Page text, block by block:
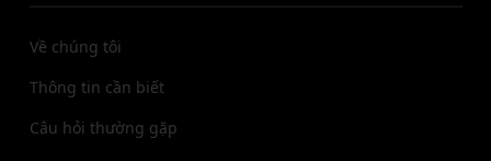
Về chúng tôi
Thông tin cần biết
Câu hỏi thường gặp